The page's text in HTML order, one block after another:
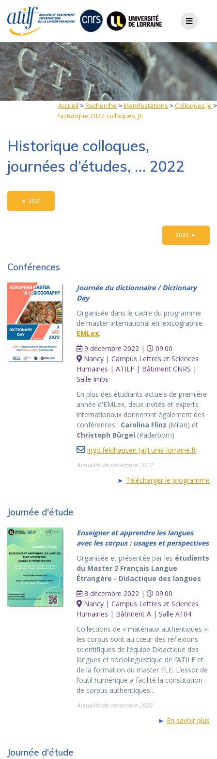
content
Accueil >Recherche >Manifestations >Colloques je >
historique 2022 colloques, JE
Historique colloques,
journées d’études, … 2022
◄ 2021
2023 ►
Conférences
Journée du dictionnaire / Dictionary
Day
Organisée dans le cadre du programme
de master international en lexicographie
EMLex.
9 décembre 2022 |
09:00
Nancy | Campus Lettres et Sciences
Humaines | ATILF | Bâtiment CNRS |
Salle Imbs
En plus des étudiants actuels de première
année d'EMLex, deux invités et experts
internationaux donneront également des
conférences : Carolina Flinz (Milan) et
Christoph Bürgel (Paderborn).
ingo.feldhausen [at] univ-lorraine.fr
Actualité de novembre 2022
► Télécharger le programme
Journée d'étude
Enseigner et apprendre les langues
avec les corpus : usages et perspectives
Organisée et présentée par les étudiants
du Master 2 Français Langue
Étrangère - Didactique des langues
8 décembre 2022 |
09:00
Nancy | Campus Lettres et Sciences
Humaines | Bâtiment A | Salle A104
Collections de « matériaux authentiques »,
les corpus sont au cœur des réflexions
scientifiques de l’équipe Didactique des
langues et sociolinguistique de l’ATILF et
de la formation du master FLE. L’essor de
l’outil numérique a facilité la constitution
de corpus authentiques...
Actualité de novembre 2022
► En savoir plus
Journée d'étude